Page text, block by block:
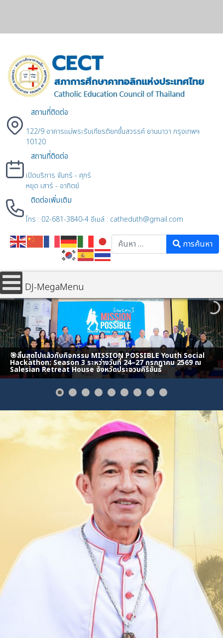
สถานที่ติดต่อ
122/9 อาคารแม่พระรับเกียรติยกขึ้นสวรรค์ ยานนาวา กรุงเทพฯ
10120
สถานที่ติดต่อ
เปิดบริการ จันทร์ - ศุกร์
หยุด เสาร์ - อาทิตย์
ติดต่อเพิ่มเติม
โทร : 02-681-3840-4 อีเมล์ : catheduth@gmail.com
Searchการค้นหา
DJ-MegaMenu
🎯สิ้นสุดไปแล้วกับกิจกรรม MISSION POSSIBLE Youth Social
Hackathon: Season 3 ระหว่างวันที่ 24–27 กรกฎาคม 2569 ณ
Salesian Retreat House จังหวัดประจวบคีรีขันธ์